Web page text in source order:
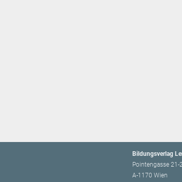
Bildungsverlag
Pointengasse 21-
A-1170 Wien